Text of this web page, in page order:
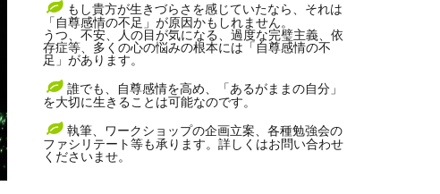
もし貴方が生きづらさを感じていたなら、それは
「自尊感情の不足」が原因かもしれません。
うつ、不安、人の目が気になる、過度な完璧主義、依
存症等、多くの心の悩みの根本には「自尊感情の不
足」があります。
誰でも、自尊感情を高め、「あるがままの自分」
を大切に生きることは可能なのです。
執筆、ワークショップの企画立案、各種勉強会の
ファシリテート等も承ります。詳しくはお問い合わせ
くださいませ。